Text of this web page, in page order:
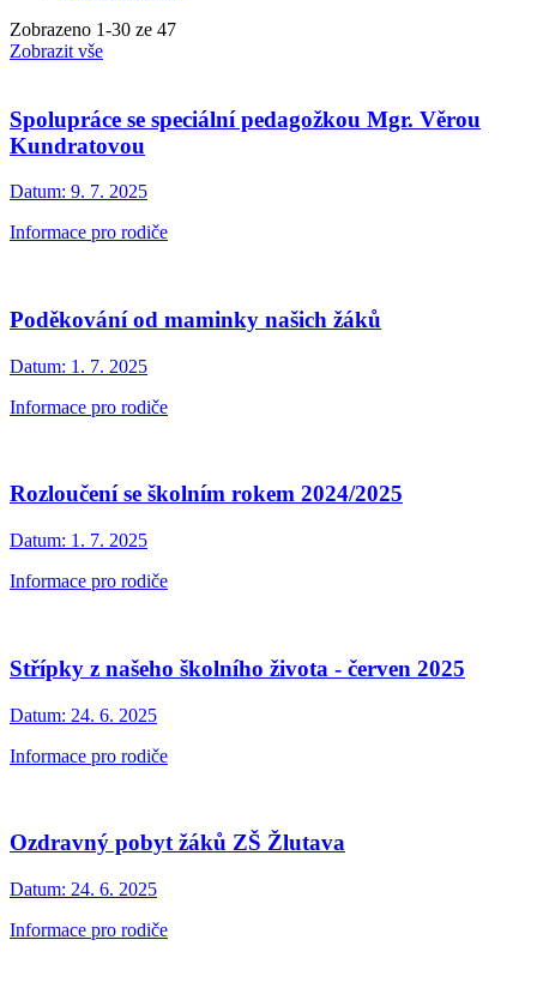
Zobrazeno 1-30 ze 47
Zobrazit vše
Spolupráce se speciální pedagožkou Mgr. Věrou
Kundratovou
Datum: 9. 7. 2025
Informace pro rodiče
Poděkování od maminky našich žáků
Datum: 1. 7. 2025
Informace pro rodiče
Rozloučení se školním rokem 2024/2025
Datum: 1. 7. 2025
Informace pro rodiče
Střípky z našeho školního života - červen 2025
Datum: 24. 6. 2025
Informace pro rodiče
Ozdravný pobyt žáků ZŠ Žlutava
Datum: 24. 6. 2025
Informace pro rodiče